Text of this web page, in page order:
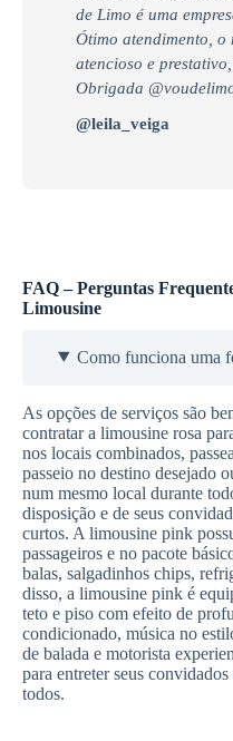
de Limo é uma
Ótimo atendimento,
atencioso e
Obrigada
@leila_veiga
FAQ – Perguntas
Limousine
Como funciona uma
As opções de serviços são
contratar a limousine rosa
nos locais combinados,
passeio no destino desejado
num mesmo local durante
disposição e de seus
curtos. A limousine pink
passageiros e no pacote
balas, salgadinhos chips,
disso, a limousine pink é
teto e piso com efeito de
condicionado, música no
de balada e motorista
para entreter seus
todos.